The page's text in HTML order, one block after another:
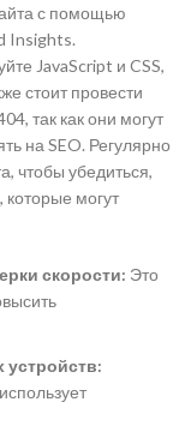
с помощью
Insights.
JavaScript и CSS,
стоит провести
так как они могут
на SEO. Регулярно
чтобы убедиться,
которые могут
скорости: Это